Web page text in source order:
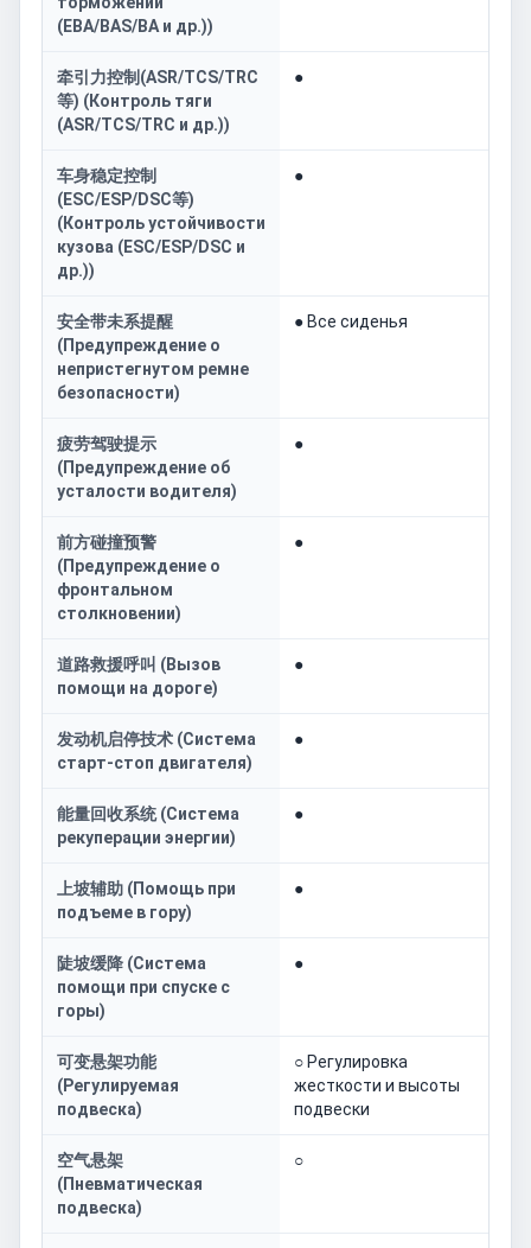
(EBA/BAS/BA и др.))
牵引力控制(ASR/TCS/TRC
等) (Контроль тяги
(ASR/TCS/TRC и др.))
●
车身稳定控制
(ESC/ESP/DSC等)
(Контроль устойчивости
кузова (ESC/ESP/DSC и
др.))
●
安全带未系提醒
(Предупреждение о
непристегнутом ремне
безопасности)
● Все сиденья
疲劳驾驶提示
(Предупреждение об
усталости водителя)
●
前方碰撞预警
(Предупреждение о
фронтальном
столкновении)
●
道路救援呼叫 (Вызов
помощи на дороге)
●
发动机启停技术 (Система
старт-стоп двигателя)
●
能量回收系统 (Система
рекуперации энергии)
●
上坡辅助 (Помощь при
подъеме в гору)
●
陡坡缓降 (Система
помощи при спуске с
горы)
●
可变悬架功能
(Регулируемая
подвеска)
○ Регулировка
жесткости и высоты
подвески
空气悬架
(Пневматическая
подвеска)
○